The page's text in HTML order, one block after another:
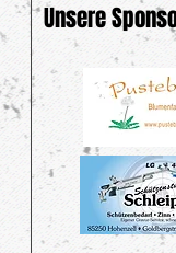
Unsere